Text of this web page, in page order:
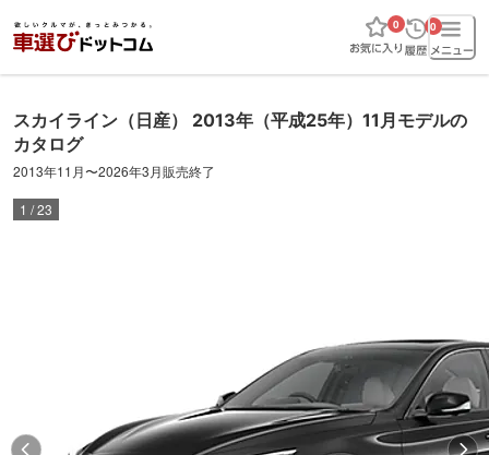
0 0
スカイライン （日産） 2013年（平成25年）11月 モデルの
カタログ
2013年11月〜2026年3月販売終了
1 /23